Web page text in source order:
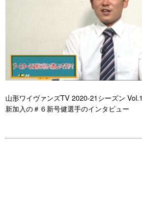
山形ワイヴァンズTV 2020-21シーズン Vol.1
新加入の＃６新号健選手のインタビュー